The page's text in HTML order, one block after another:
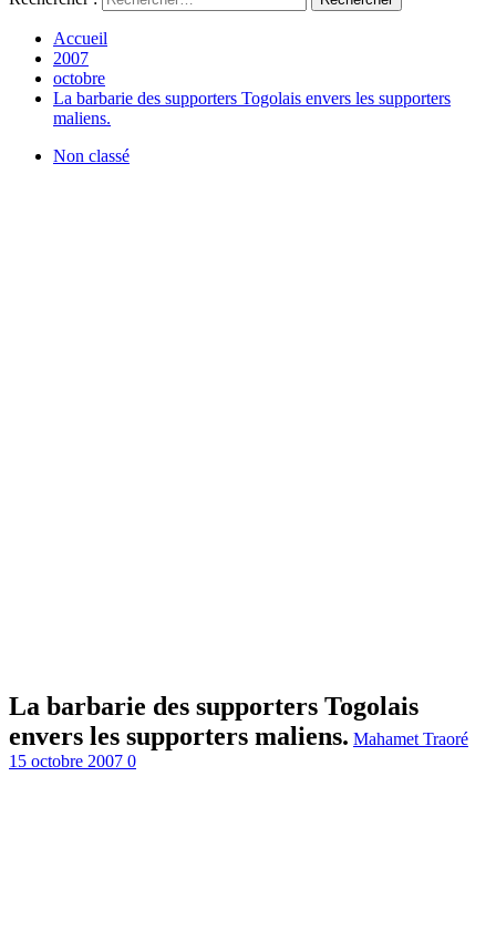
Accueil
2007
octobre
La barbarie des supporters Togolais envers les supporters
maliens.
Non classé
La barbarie des supporters Togolais
envers les supporters maliens. Mahamet Traoré
15 octobre 2007 0